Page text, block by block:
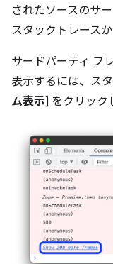
されたソースのサ
スタックトレース
サードパーティ フ
表示するには、ス
ム表示] をクリック